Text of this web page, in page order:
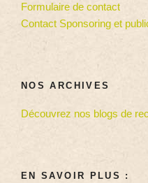
Formulaire de contact
Contact Sponsoring et
NOS ARCHIVES
Découvrez nos blogs de
EN SAVOIR PLUS :